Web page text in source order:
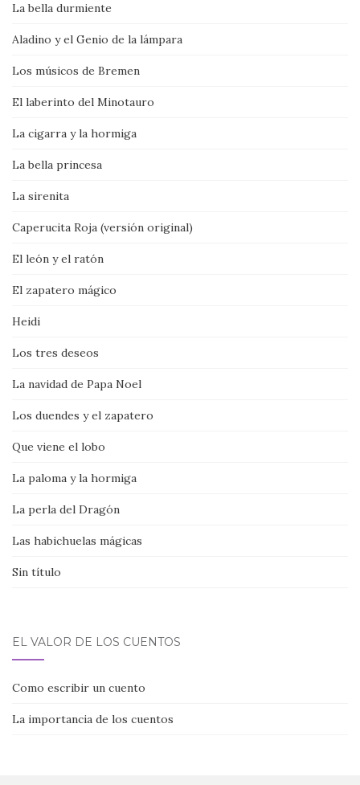
La bella durmiente
Aladino y el Genio de la lámpara
Los músicos de Bremen
El laberinto del Minotauro
La cigarra y la hormiga
La bella princesa
La sirenita
Caperucita Roja (versión original)
El león y el ratón
El zapatero mágico
Heidi
Los tres deseos
La navidad de Papa Noel
Los duendes y el zapatero
Que viene el lobo
La paloma y la hormiga
La perla del Dragón
Las habichuelas mágicas
Sin título
EL VALOR DE LOS CUENTOS
Como escribir un cuento
La importancia de los cuentos